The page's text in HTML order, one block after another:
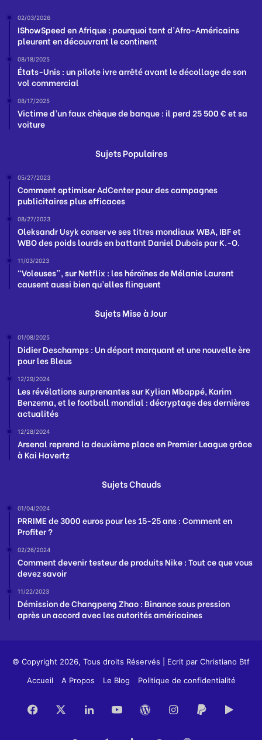
02/03/2026
IShowSpeed en Afrique : pourquoi tant d’Afro-Américains
pleurent en découvrant le continent
08/18/2025
États-Unis : un pilote ivre arrêté avant le décollage de son
vol commercial
08/17/2025
Victime d’un faux chèque de banque : il perd 25 500 € et sa
voiture
Sujets Populaires
05/27/2023
Comment optimiser AdCenter pour des campagnes
publicitaires plus efficaces
08/27/2023
Oleksandr Usyk conserve ses titres mondiaux WBA, IBF et
WBO des poids lourds en battant Daniel Dubois par K.-O.
11/03/2023
“Voleuses”, sur Netflix : les héroïnes de Mélanie Laurent
causent aussi bien qu’elles flinguent
Sujets Mise à Jour
01/08/2025
Didier Deschamps : Un départ marquant et une nouvelle ère
pour les Bleus
12/29/2024
Les révélations surprenantes sur Kylian Mbappé, Karim
Benzema, et le football mondial : décryptage des dernières
actualités
12/28/2024
Arsenal reprend la deuxième place en Premier League grâce
à Kai Havertz
Sujets Chauds
01/04/2024
PRRIME de 3000 euros pour les 15-25 ans : Comment en
Profiter ?
02/26/2024
Comment devenir testeur de produits Nike : Tout ce que vous
devez savoir
11/22/2023
Démission de Changpeng Zhao : Binance sous pression
après un accord avec les autorités américaines
© Copyright 2026, Tous droits Réservés | Ecrit par Christiano Btf
Accueil
A Propos Le Blog Politique de confidentialité
Facebook LinkedinYouTubeWordPress
Instagram
PayPal